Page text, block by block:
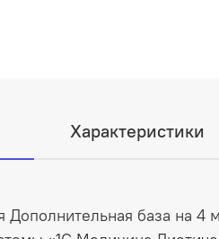
Характеристики
Дополнительная база на